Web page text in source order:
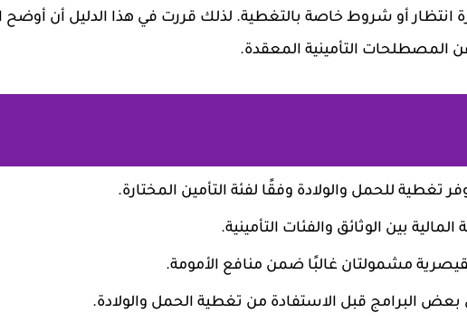
انتظار أو شروط خاصة بالتغطية. لذلك قررت في هذا الدليل أن أوضح
المصطلحات التأمينية المعقدة.
تغطية للحمل والولادة وفقًا لفئة التأمين المختارة.
بين الوثائق والفئات التأمينية.
مشمولتان غالبًا ضمن منافع الأمومة.
بعض البرامج قبل الاستفادة من تغطية الحمل والولادة.